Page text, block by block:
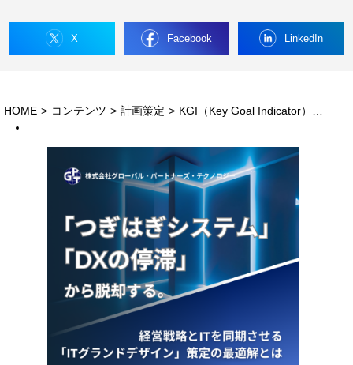
X Facebook LinkedIn
HOME > コンテンツ > 計画策定 >